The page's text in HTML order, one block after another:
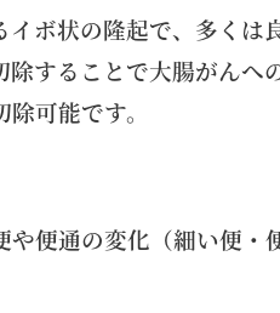
ボ状の隆起で、多くは
することで大腸がんへ
可能です。
便通の変化（細い便・